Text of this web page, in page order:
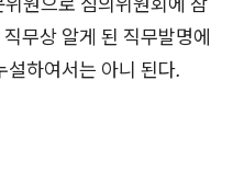
무상 알게 된 직무발명에
하여서는 아니 된다.